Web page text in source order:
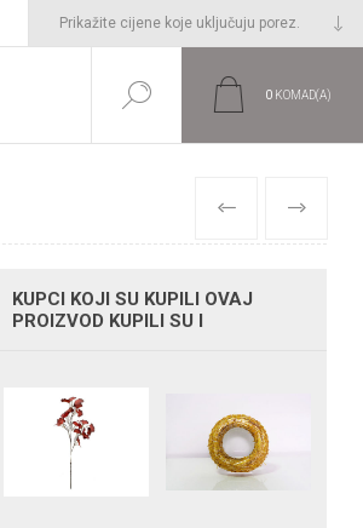
0 KOMAD(A)
PRETHODNI
SLIJEDEĆI
KUPCI KOJI SU KUPILI OVAJ
PROIZVOD KUPILI SU I